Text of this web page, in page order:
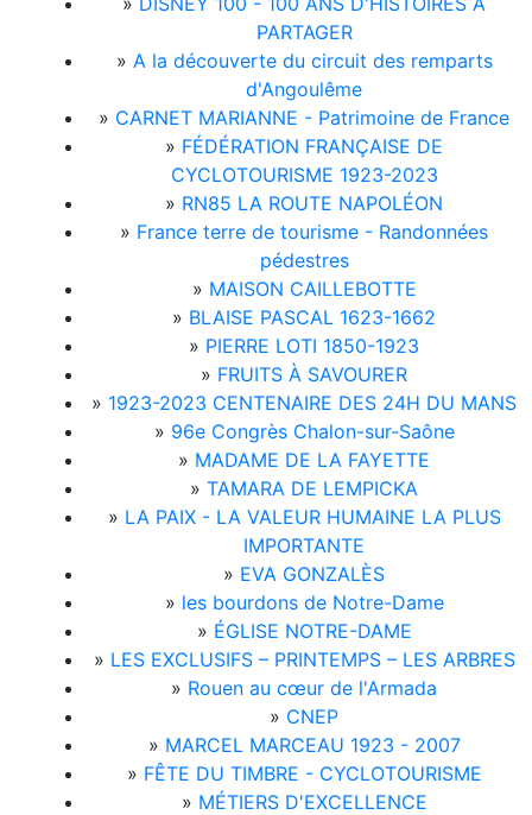
PARTAGER
» A la découverte du circuit des remparts
d'Angoulême
» CARNET MARIANNE - Patrimoine de France
» FÉDÉRATION FRANÇAISE DE
CYCLOTOURISME 1923-2023
» RN85 LA ROUTE NAPOLÉON
» France terre de tourisme - Randonnées
pédestres
» MAISON CAILLEBOTTE
» BLAISE PASCAL 1623-1662
» PIERRE LOTI 1850-1923
» FRUITS À SAVOURER
» 1923-2023 CENTENAIRE DES 24H DU MANS
» 96e Congrès Chalon-sur-Saône
» MADAME DE LA FAYETTE
» TAMARA DE LEMPICKA
» LA PAIX - LA VALEUR HUMAINE LA PLUS
IMPORTANTE
» EVA GONZALÈS
» les bourdons de Notre-Dame
» ÉGLISE NOTRE-DAME
» LES EXCLUSIFS – PRINTEMPS – LES ARBRES
» Rouen au cœur de l'Armada
» CNEP
» MARCEL MARCEAU 1923 - 2007
» FÊTE DU TIMBRE - CYCLOTOURISME
» MÉTIERS D'EXCELLENCE